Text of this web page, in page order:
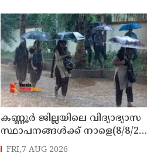
എം എൽ എ
കണ്ണൂർ ജില്ലയിലെ വിദ്യാഭ്യാസ
സ്ഥാപനങ്ങള്‍ക്ക് നാളെ(8/8/26)
അവധി പ്രഖ്യാപിച്ചു
FRI,7 AUG 2026